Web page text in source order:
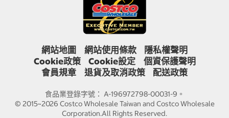
網站地圖 網站使用條款
隱私權聲明
Cookie政策
Cookie設定
個資保護聲明
會員規章
退貨及取消政策 配送政策
食品業登錄字號： A-196972798-00031-9。
© 2015~2026 Costco Wholesale Taiwan and Costco Wholesale
Corporation.All Rights Reserved.